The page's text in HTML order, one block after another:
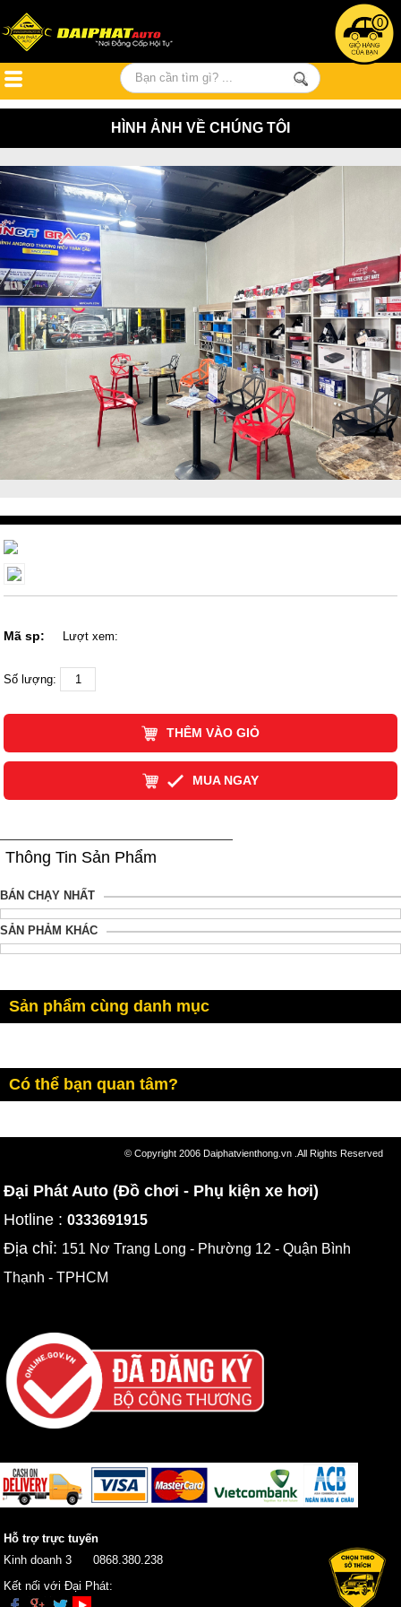
0
HÌNH ẢNH VỀ CHÚNG TÔI
Mã sp: Lượt xem:
Số lượng:
THÊM VÀO GIỎ
MUA NGAY
Thông Tin Sản Phẩm
BÁN CHẠY NHẤT
SẢN PHẢM KHÁC
Sản phẩm cùng danh mục
Có thể bạn quan tâm?
© Copyright 2006 Daiphatvienthong.vn .All Rights Reserved
Đại Phát Auto (Đồ chơi - Phụ kiện xe hơi)
Hotline :0333691915
Địa chỉ: 151 Nơ Trang Long - Phường 12 - Quận Bình
Thạnh - TPHCM
Hỗ trợ trực tuyến
Kinh doanh 3
0868.380.238
Kết nối với Đại Phát: